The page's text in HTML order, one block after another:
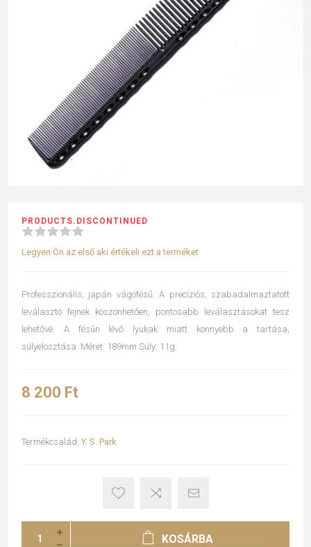
PRODUCTS.DISCONTINUED
Legyen Ön az első aki értékeli ezt a terméket
Professzionális, japán vágófésű. A precíziós, szabadalmaztatott
leválasztó fejnek köszönhetően, pontosabb leválasztásokat tesz
lehetővé. A fésűn lévő lyukak miatt könnyebb a tartása,
súlyelosztása. Méret: 189mm Súly: 11g.
8 200 Ft
Termékcsalád: Y. S. Park
KOSÁRBA